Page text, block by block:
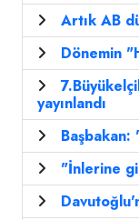
Artık AB
Dönemin
yayınlandı
"İnlerine